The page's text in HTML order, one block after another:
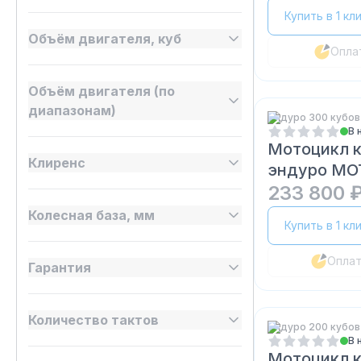
Объём двигателя, куб
Объём двигателя (по
диапазонам)
Клиренс
Колесная база, мм
Гарантия
Количество тактов
Купить в 1
Эндуро 300 кубов
В
Мотоцикл
эндуро
NC (ZS
233 800
Купить в 1
Эндуро 200 кубов
В